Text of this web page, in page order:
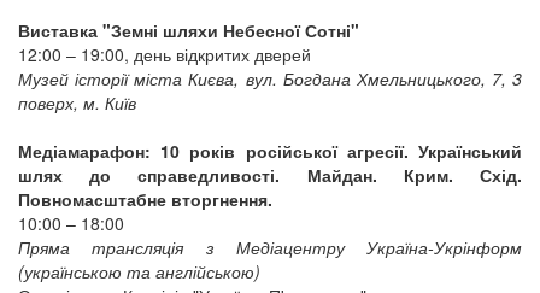
Виставка "Земні шляхи Небесної Сотні"
12:00 – 19:00, день відкритих дверей
Музей історії міста Києва, вул. Богдана Хмельницького, 7, 3
поверх, м. Київ
Медіамарафон: 10 років російської агресії. Український
шлях до справедливості. Майдан. Крим. Схід.
Повномасштабне вторгнення.
10:00 – 18:00
Пряма трансляція з Медіацентру Україна-Укрінформ
(українською та англійською)